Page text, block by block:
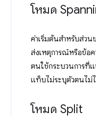
โหมด
ค่าเริ่มต้นสำหรับส่ว
ส่งเหตุการณ์หรือข้อ
ตนใช้กระบวนการที่
แท็บไม่ระบุตัวตนไม่
โหมด Split